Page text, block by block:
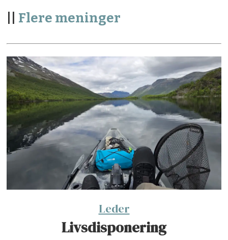
Flere meninger
Leder
Livsdisponering